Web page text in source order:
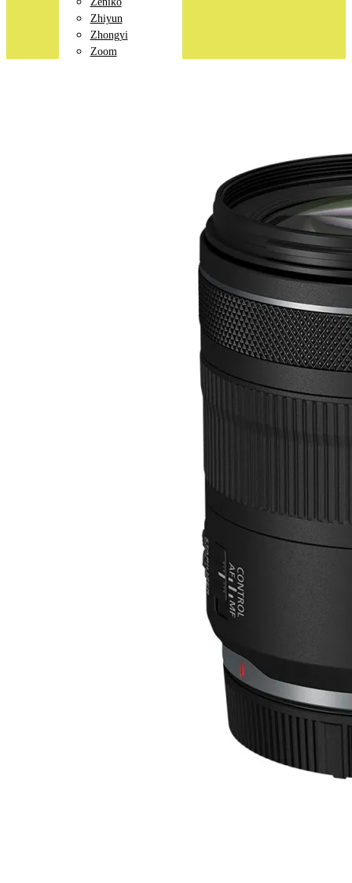
Zhiyun
Zhongyi
Zoom